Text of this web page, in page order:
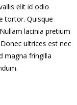
elit id odio
tortor. Quisque
lacinia pretium
ultrices est nec
magna fringilla